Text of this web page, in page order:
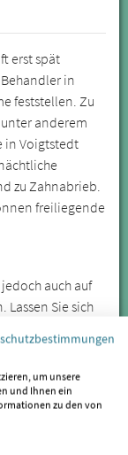
erst spät
in
feststellen. Zu
anderem
in Voigtstedt
zu Zahnabrieb.
freiliegende
auch auf
Sie sich
um unsere
und Ihnen ein
zu den von